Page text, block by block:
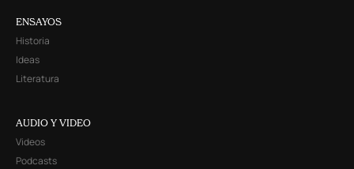
ENSAYOS
Historia
Ideas
Literatura
AUDIO Y VIDEO
Videos
Podcasts